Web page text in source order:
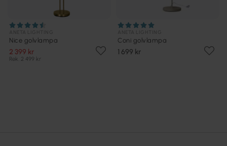
Nice golvlampa
2 399 kr
Rek. 2 499 kr
Coni golvlampa
1 699 kr